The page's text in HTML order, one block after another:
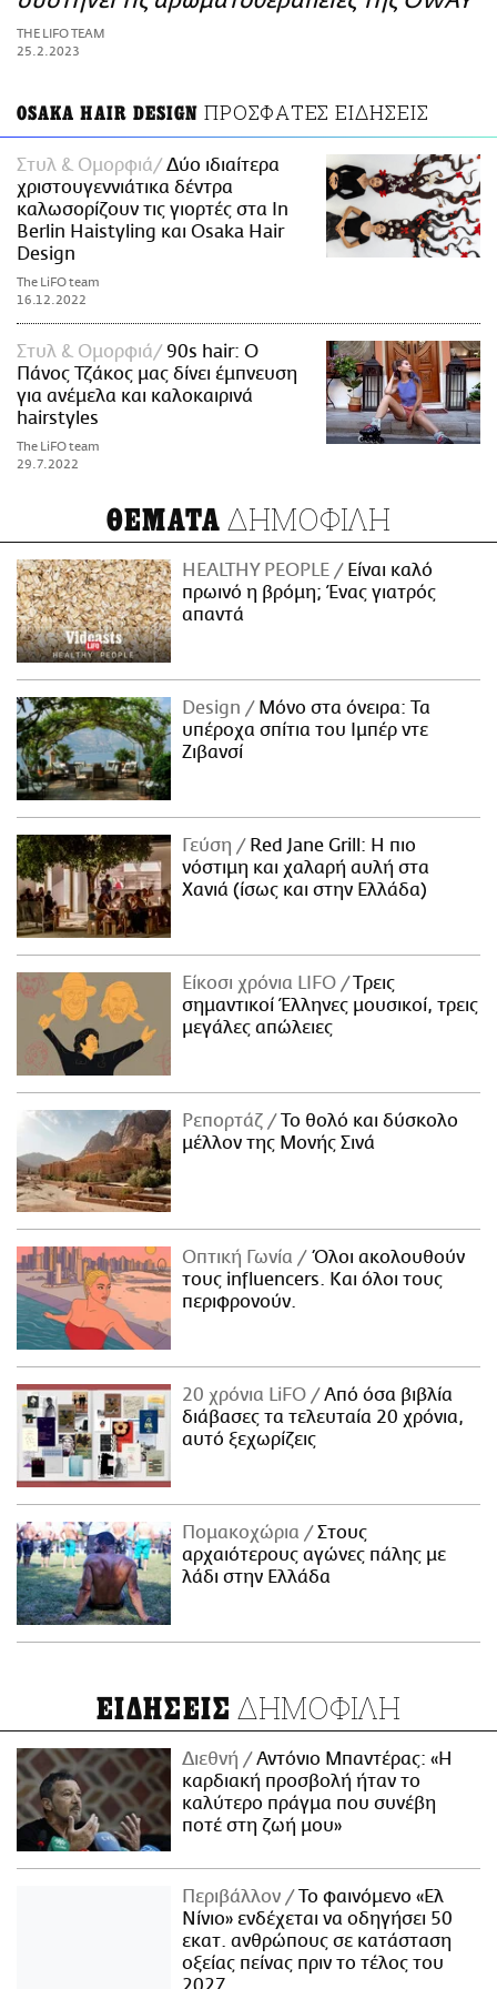
ΑΜΠΑ
PRINT
THE LIFO TEAM
25.2.2023
OSAKA HAIR DESIGN ΠΡΟΣΦΑΤΕΣ ΕΙΔΗΣΕΙΣ
Στυλ & Ομορφιά
Δύο ιδιαίτερα
χριστουγεννιάτικα δέντρα
καλωσορίζουν τις γιορτές στα In
Berlin Haistyling και Osaka Hair
Design
The LiFO team
16.12.2022
Στυλ & Ομορφιά
90s hair: Ο
Πάνος Τζάκος μας δίνει έμπνευση
για ανέμελα και καλοκαιρινά
hairstyles
The LiFO team
29.7.2022
ΘΕΜΑΤΑ ΔΗΜΟΦΙΛΗ
HEALTHY PEOPLE
Είναι καλό
πρωινό η βρόμη; Ένας γιατρός
απαντά
Design
Μόνο στα όνειρα: Τα
υπέροχα σπίτια του Ιμπέρ ντε
Ζιβανσί
Γεύση
Red Jane Grill: Η πιο
νόστιμη και χαλαρή αυλή στα
Χανιά (ίσως και στην Ελλάδα)
Είκοσι χρόνια LIFO
Tρεις
σημαντικοί Έλληνες μουσικοί, τρεις
μεγάλες απώλειες
Ρεπορτάζ
Το θολό και δύσκολο
μέλλον της Μονής Σινά
Οπτική Γωνία
Όλοι ακολουθούν
τους influencers. Και όλοι τους
περιφρονούν.
20 χρόνια LiFO
Από όσα βιβλία
διάβασες τα τελευταία 20 χρόνια,
αυτό ξεχωρίζεις
Πομακοχώρια
Στους
αρχαιότερους αγώνες πάλης με
λάδι στην Ελλάδα
ΕΙΔΗΣΕΙΣ ΔΗΜΟΦΙΛΗ
Διεθνή
Αντόνιο Μπαντέρας: «Η
καρδιακή προσβολή ήταν το
καλύτερο πράγμα που συνέβη
ποτέ στη ζωή μου»
Περιβάλλον
Το φαινόμενο «Ελ
Νίνιο» ενδέχεται να οδηγήσει 50
εκατ. ανθρώπους σε κατάσταση
οξείας πείνας πριν το τέλος του